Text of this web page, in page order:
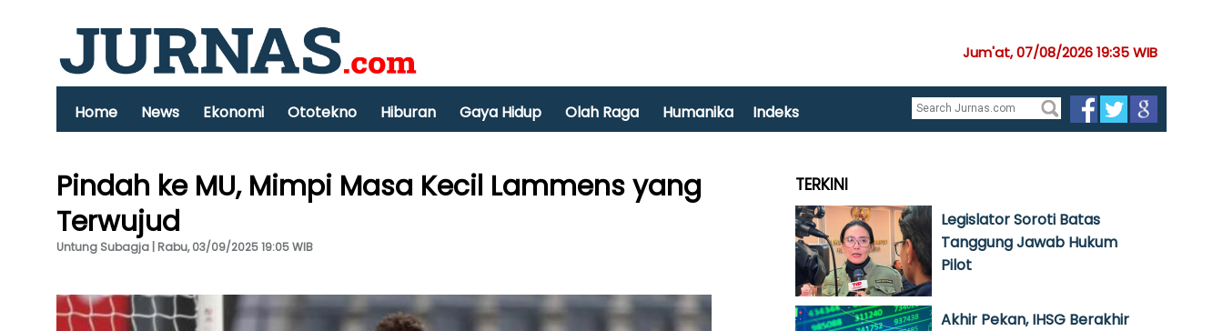
Jum'at, 07/08/2026 19:35 WIB
Home News Ekonomi Ototekno Hiburan Gaya Hidup Olah Raga Humanika Indeks
Pindah ke MU, Mimpi Masa Kecil Lammens yang
Terwujud
Untung Subagja | Rabu, 03/09/2025 19:05 WIB
TERKINI
Legislator Soroti Batas
Tanggung Jawab Hukum
Pilot
Akhir Pekan, IHSG Berakhir